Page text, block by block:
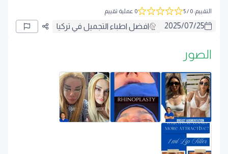
التقييم:
0
/ 5 0 عملية تقييم
2025/07/25 افضل اطباء التجميل في تركيا
الصور